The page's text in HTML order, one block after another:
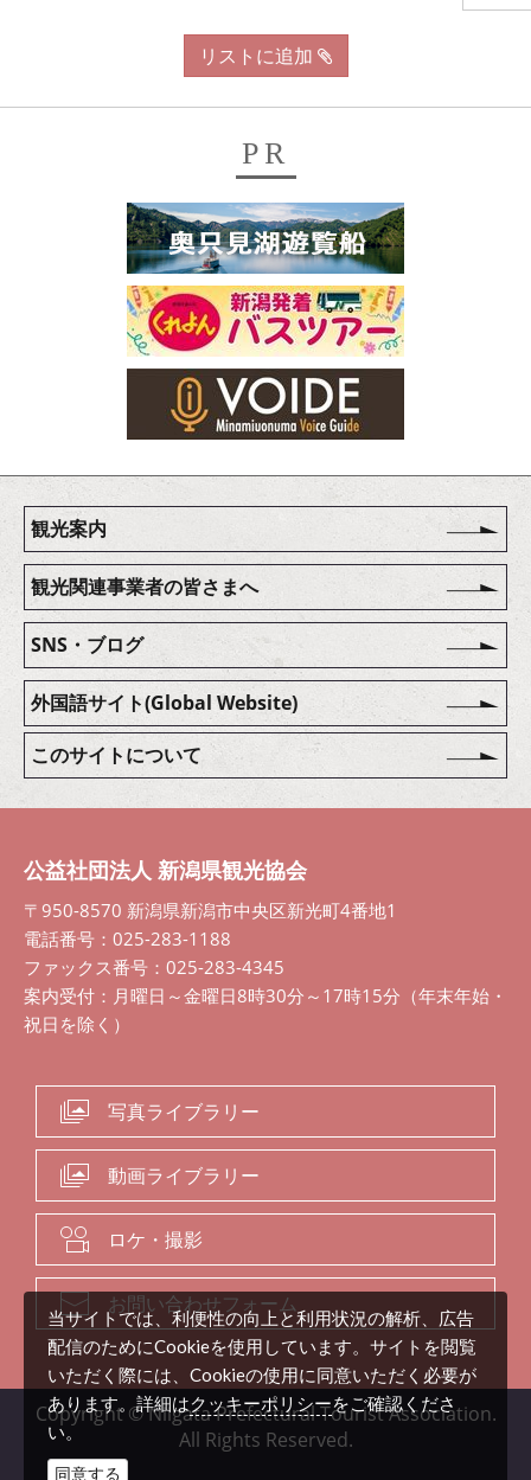
リストに追加
PR
観光案内
観光関連事業者の皆さまへ
SNS・ブログ
外国語サイト(Global Website)
このサイトについて
公益社団法人 新潟県観光協会
〒950-8570 新潟県新潟市中央区新光町4番地1
電話番号：025-283-1188
ファックス番号：025-283-4345
案内受付：月曜日～金曜日8時30分～17時15分（年末年始・
祝日を除く）
写真ライブラリー
動画ライブラリー
ロケ・撮影
お問い合わせフォーム
Copyright © Niigata Prefectural Tourist Association.
All Rights Reserved.
当サイトでは、利便性の向上と利用状況の解析、広告
配信のためにCookieを使用しています。サイトを閲覧
いただく際には、Cookieの使用に同意いただく必要が
あります。詳細はクッキーポリシーをご確認くださ
い。
同意する